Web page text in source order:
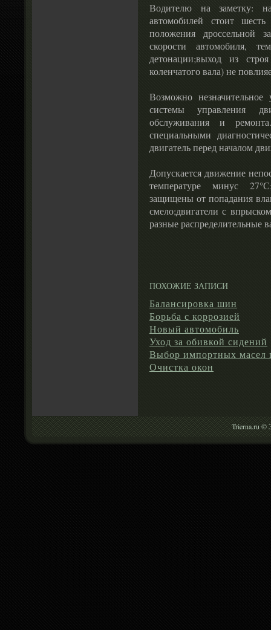
Водителю на заметку:
автомобилей стоит шесть
положения дроссельной
скорости автомобиля,
детонации;выход из
коленчатого вала) не
Возможно незначительное
системы управления
обслуживания и
специальными
двигатель перед началом
Допускается движение
температуре минус
защищены от попадания
смело;двигатели с
разные распределительные
ПОХОЖИЕ ЗАПИСИ
Балансировка шин
Борьба с коррозией
Новый автомобиль
Уход за обивкой сидений
Выбор импортных масел
Очистка окон
Trierna.ru ©